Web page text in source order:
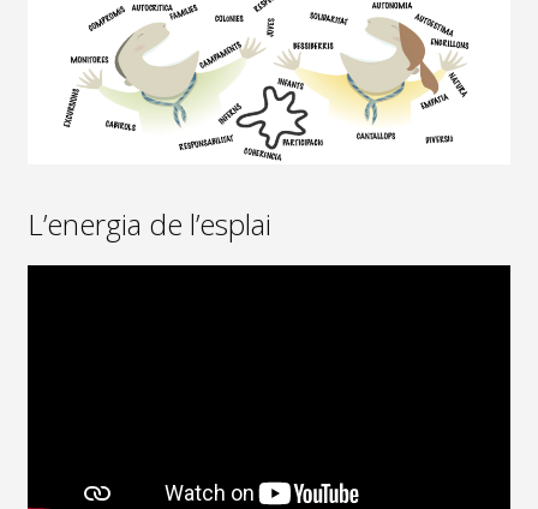
L’energia de l’esplai